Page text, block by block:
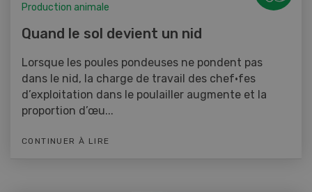
Production animale
Quand le sol devient un nid
Lorsque les poules pondeuses ne pondent pas
dans le nid, la charge de travail des chef·fes
d’exploitation dans le poulailler augmente et la
proportion d’œu...
CONTINUER À LIRE